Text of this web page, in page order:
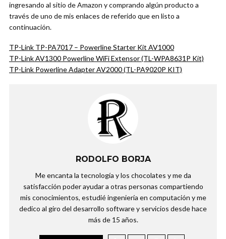
ingresando al sitio de Amazon y comprando algún producto a
través de uno de mis enlaces de referido que en listo a
continuación.
TP-Link TP-PA7017 – Powerline Starter Kit AV1000
TP-Link AV1300 Powerline WiFi Extensor (TL-WPA8631P Kit)
TP-Link Powerline Adapter AV2000 (TL-PA9020P KIT)
RODOLFO BORJA
Me encanta la tecnología y los chocolates y me da
satisfacción poder ayudar a otras personas compartiendo
mis conocimientos, estudié ingeniería en computación y me
dedico al giro del desarrollo software y servicios desde hace
más de 15 años.